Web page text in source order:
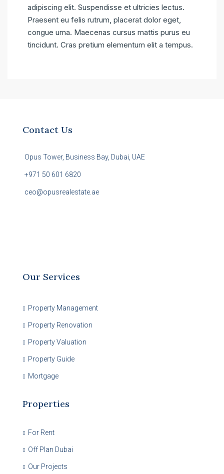
adipiscing elit. Suspendisse et ultricies lectus.
Praesent eu felis rutrum, placerat dolor eget,
congue urna. Maecenas cursus mattis purus eu
tincidunt. Cras pretium elementum elit a tempus.
Contact Us
Opus Tower, Business Bay, Dubai, UAE
+971 50 601 6820
ceo@opusrealestate.ae
Our Services
Property Management
Property Renovation
Property Valuation
Property Guide
Mortgage
Properties
For Rent
Off Plan Dubai
Our Projects